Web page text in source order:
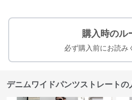
購入時のル
必ず購入前にお読み
デニムワイドパンツストレートの